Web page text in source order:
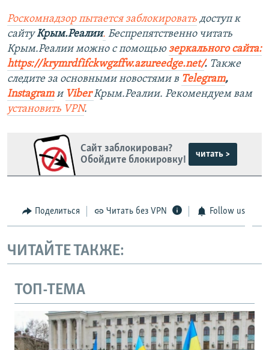
Роскомнадзор пытается заблокировать доступ к
сайтуКрым.Реалии. Беспрепятственно читать
Крым.Реалии можно с помощью зеркального сайта:
https://krymrdfifckwgzffw.azureedge.net/. ​ Также
следите за основными новостями в Telegram,
Instagram и ViberКрым.Реалии. Рекомендуем вам
установить VPN.
Сайт заблокирован?
Обойдите блокировку!
читать >
Поделиться Читать без VPN Follow us
ЧИТАЙТЕ ТАКЖЕ:
ТОП-ТЕМА